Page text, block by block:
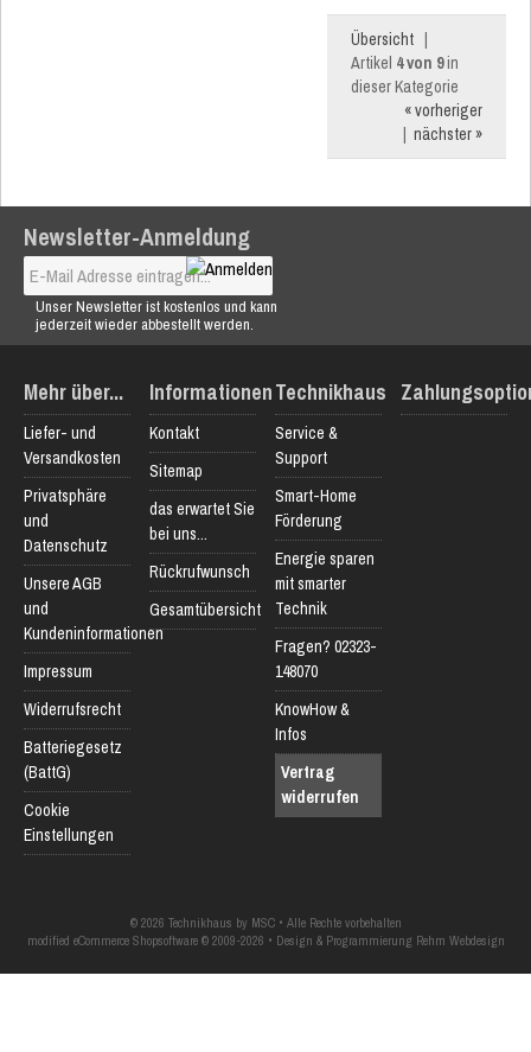
Übersicht |
Artikel 4 von 9in
dieser Kategorie
« vorheriger
| nächster »
Newsletter-Anmeldung
Unser Newsletter ist kostenlos und kann
jederzeit wieder abbestellt werden.
Mehr über...
Liefer- und
Versandkosten
Privatsphäre
und
Datenschutz
Unsere AGB
und
Kundeninformationen
Impressum
Widerrufsrecht
Batteriegesetz
(BattG)
Cookie
Einstellungen
Informationen
Kontakt
Sitemap
das erwartet Sie
bei uns...
Rückrufwunsch
Gesamtübersicht
Technikhaus
Service &
Support
Smart-Home
Förderung
Energie sparen
mit smarter
Technik
Fragen? 02323-
148070
KnowHow &
Infos
Vertrag
widerrufen
© 2026 Technikhaus by MSC • Alle Rechte vorbehalten
modified eCommerce Shopsoftware © 2009-2026 • Design & Programmierung Rehm Webdesign